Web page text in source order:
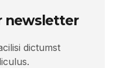
newsletter
dictumst